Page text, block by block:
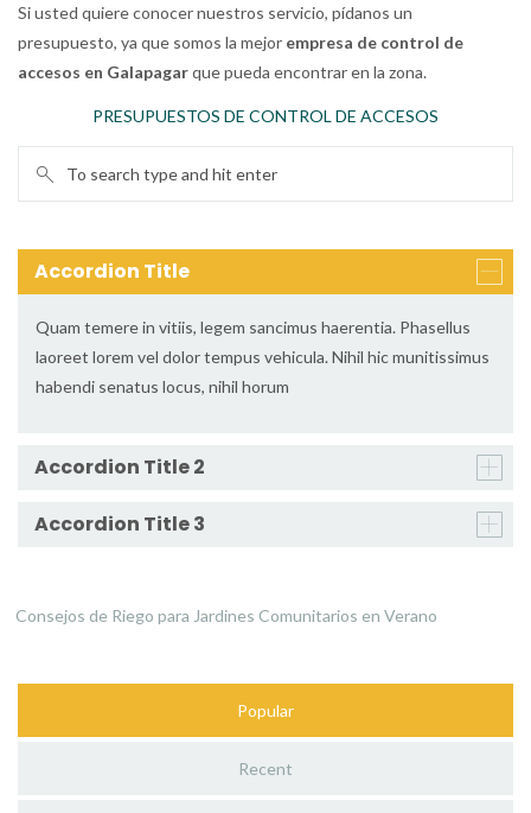
Si usted quiere conocer nuestros servicio, pídanos un
presupuesto, ya que somos la mejor empresa de control de
accesos en Galapagarque pueda encontrar en la zona.
PRESUPUESTOS DE CONTROL DE ACCESOS
Accordion Title
Quam temere in vitiis, legem sancimus haerentia. Phasellus
laoreet lorem vel dolor tempus vehicula. Nihil hic munitissimus
habendi senatus locus, nihil horum
Accordion Title 2
Accordion Title 3
Consejos de Riego para Jardines Comunitarios en Verano
Popular
Recent